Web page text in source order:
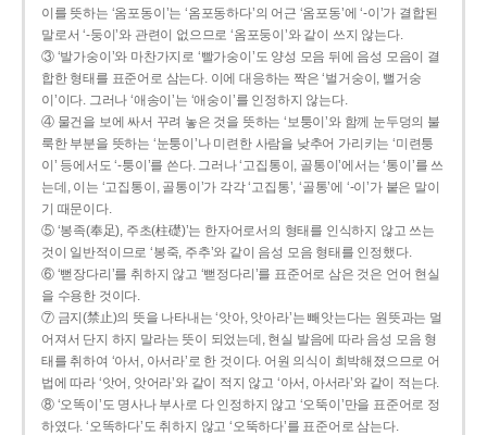
이를 뜻하는 ‘옴포동이’는 ‘옴포동하다’의 어근 ‘옴포동’에 ‘-이’가 결합된
말로서 ‘-둥이’와 관련이 없으므로 ‘옴포둥이’와 같이 쓰지 않는다.
③ ‘발가숭이’와 마찬가지로 ‘빨가숭이’도 양성 모음 뒤에 음성 모음이 결
합한 형태를 표준어로 삼는다. 이에 대응하는 짝은 ‘벌거숭이, 뻘거숭
이’이다. 그러나 ‘애송이’는 ‘애숭이’를 인정하지 않는다.
④ 물건을 보에 싸서 꾸려 놓은 것을 뜻하는 ‘보퉁이’와 함께 눈두덩의 불
룩한 부분을 뜻하는 ‘눈퉁이’나 미련한 사람을 낮추어 가리키는 ‘미련퉁
이’ 등에서도 ‘-퉁이’를 쓴다. 그러나 ‘고집통이, 골통이’에서는 ‘통이’를 쓰
는데, 이는 ‘고집통이, 골통이’가 각각 ‘고집통’, ‘골통’에 ‘-이’가 붙은 말이
기 때문이다.
⑤ ‘봉족(奉足), 주초(柱礎)’는 한자어로서의 형태를 인식하지 않고 쓰는
것이 일반적이므로 ‘봉죽, 주추’와 같이 음성 모음 형태를 인정했다.
⑥ ‘뻗장다리’를 취하지 않고 ‘뻗정다리’를 표준어로 삼은 것은 언어 현실
을 수용한 것이다.
⑦ 금지(禁止)의 뜻을 나타내는 ‘앗아, 앗아라’는 빼앗는다는 원뜻과는 멀
어져서 단지 하지 말라는 뜻이 되었는데, 현실 발음에 따라 음성 모음 형
태를 취하여 ‘아서, 아서라’로 한 것이다. 어원 의식이 희박해졌으므로 어
법에 따라 ‘앗어, 앗어라’와 같이 적지 않고 ‘아서, 아서라’와 같이 적는다.
⑧ ‘오똑이’도 명사나 부사로 다 인정하지 않고 ‘오뚝이’만을 표준어로 정
하였다. ‘오똑하다’도 취하지 않고 ‘오뚝하다’를 표준어로 삼는다.